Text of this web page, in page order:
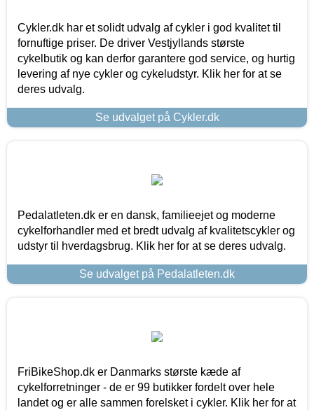
Cykler.dk har et solidt udvalg af cykler i god kvalitet til
fornuftige priser. De driver Vestjyllands største
cykelbutik og kan derfor garantere god service, og hurtig
levering af nye cykler og cykeludstyr. Klik her for at se
deres udvalg.
Se udvalget på Cykler.dk
Pedalatleten.dk er en dansk, familieejet og moderne
cykelforhandler med et bredt udvalg af kvalitetscykler og
udstyr til hverdagsbrug. Klik her for at se deres udvalg.
Se udvalget på Pedalatleten.dk
FriBikeShop.dk er Danmarks største kæde af
cykelforretninger - de er 99 butikker fordelt over hele
landet og er alle sammen forelsket i cykler. Klik her for at